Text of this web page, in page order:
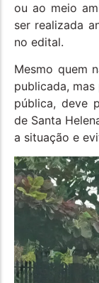
ou ao meio
ser realizada
no edital.
Mesmo quem
publicada,
pública, deve
de Santa
a situação e